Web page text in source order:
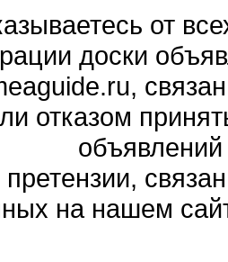
от
доски
отказом
на нашем